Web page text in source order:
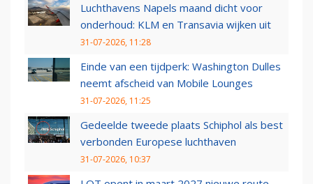
Luchthavens Napels maand dicht voor
onderhoud: KLM en Transavia wijken uit
31-07-2026, 11:28
Einde van een tijdperk: Washington Dulles
neemt afscheid van Mobile Lounges
31-07-2026, 11:25
Gedeelde tweede plaats Schiphol als best
verbonden Europese luchthaven
31-07-2026, 10:37